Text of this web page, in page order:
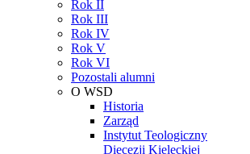
Rok II
Rok III
Rok IV
Rok V
Rok VI
Pozostali alumni
O WSD
Historia
Zarząd
Instytut Teologiczny
Diecezji Kieleckiej